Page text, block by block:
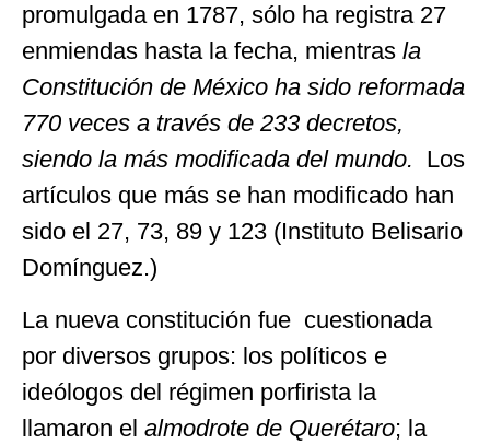
promulgada en 1787, sólo ha registra 27
enmiendas hasta la fecha, mientras la
Constitución de México ha sido reformada
770 veces a través de 233 decretos,
siendo la más modificada del mundo. Los
artículos que más se han modificado han
sido el 27, 73, 89 y 123 (Instituto Belisario
Domínguez.)
La nueva constitución fue cuestionada
por diversos grupos: los políticos e
ideólogos del régimen porfirista la
llamaron el almodrote de Querétaro; la